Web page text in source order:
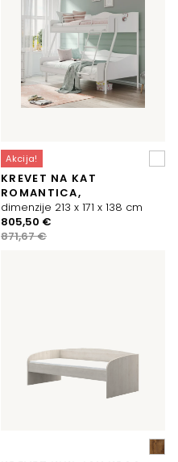
Akcija!
KREVET NA KAT
ROMANTICA,
dimenzije 213 x 171 x 138 cm
871,67€
Izvorna
cijena
805,50 €
Trenutna
cijena